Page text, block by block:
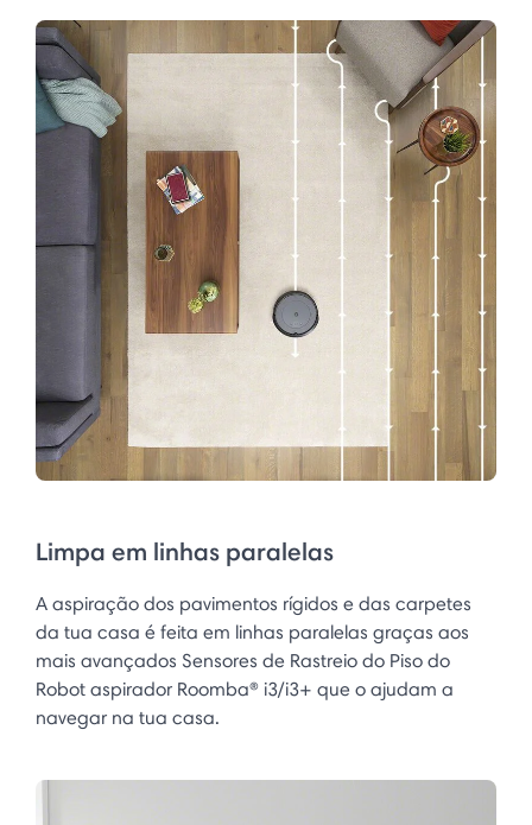
Limpa em linhas paralelas
A aspiração dos pavimentos rígidos e das carpetes
da tua casa é feita em linhas paralelas graças aos
mais avançados Sensores de Rastreio do Piso do
Robot aspirador Roomba® i3/i3+ que o ajudam a
navegar na tua casa.